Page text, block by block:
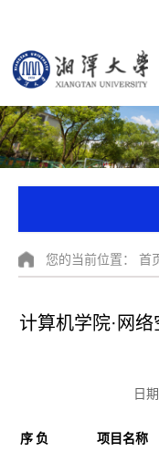
您的当前位置： 首
计算机学院·网
日
序 负
项目名称